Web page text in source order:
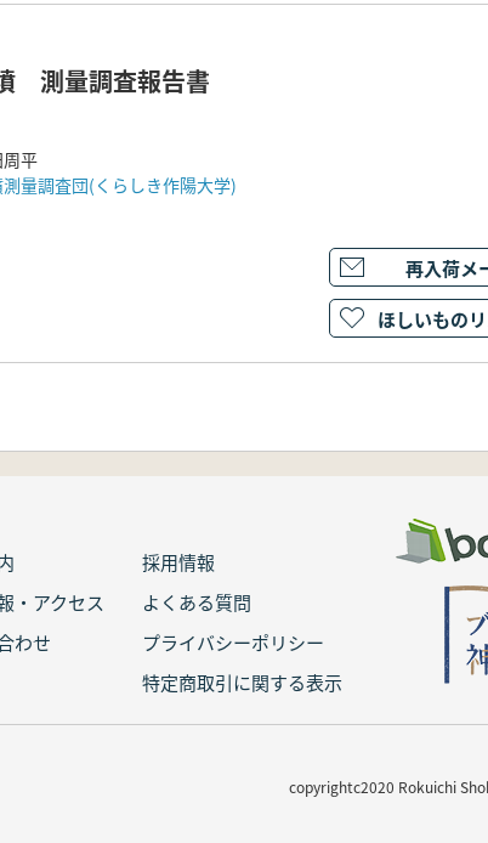
測量調査報告書
平
量調査団(くらしき作陽大学)
再入荷メ
ほしいもの
採用情報
・アクセス
よくある質問
わせ
プライバシーポリシー
特定商取引に関する表示
copyrightc2020 Rokuichi